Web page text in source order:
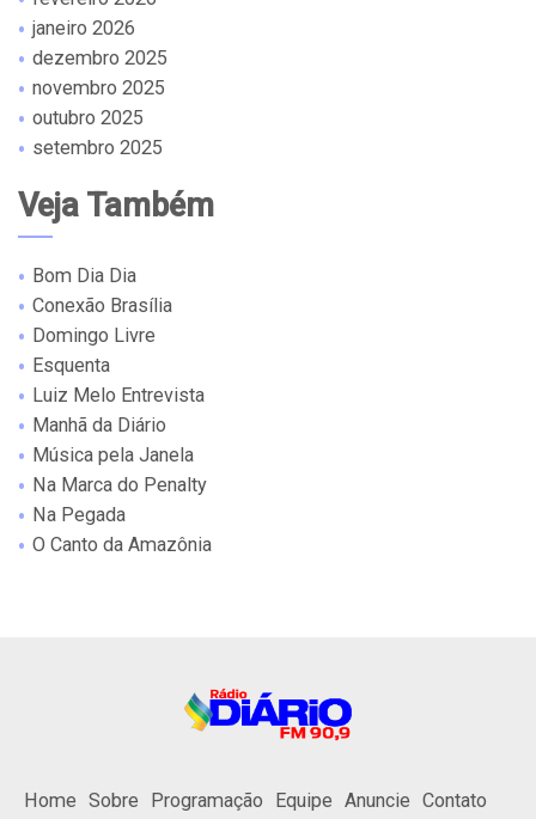
janeiro 2026
dezembro 2025
novembro 2025
outubro 2025
setembro 2025
Veja Também
Bom Dia Dia
Conexão Brasília
Domingo Livre
Esquenta
Luiz Melo Entrevista
Manhã da Diário
Música pela Janela
Na Marca do Penalty
Na Pegada
O Canto da Amazônia
Home Sobre Programação Equipe Anuncie Contato